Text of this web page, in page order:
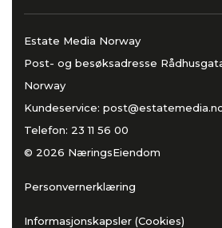
Estate Media Norway
Post- og besøksadresse Rådhusgata
Norway
Kundeservice:
Telefon: 23 11 56 00
© 2026 NæringsEiendom
Personvernerklæring
Informasjonskapsler (Cookies)